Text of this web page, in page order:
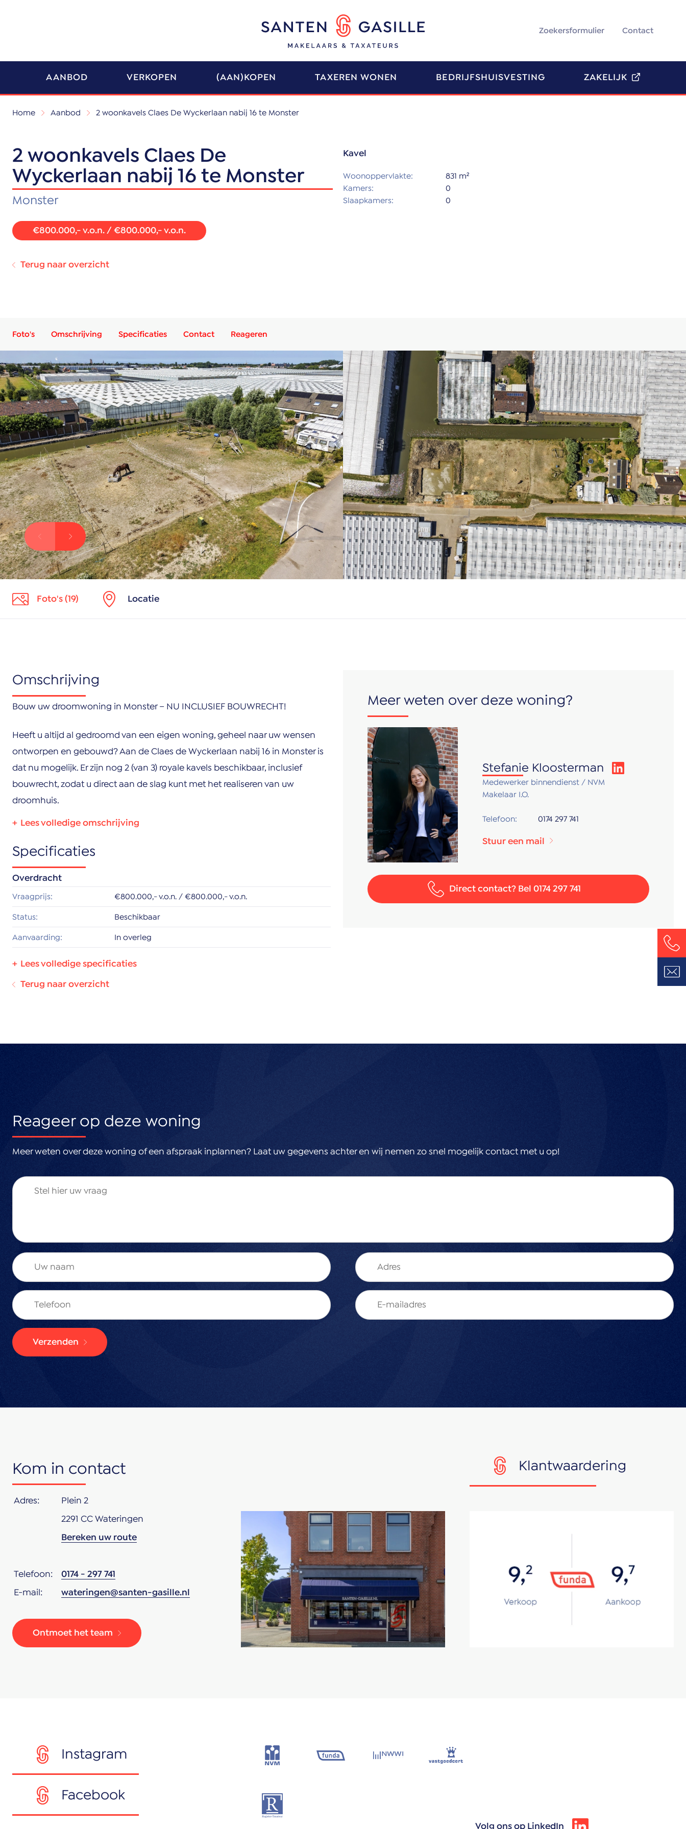
Zoekersformulier Contact
AANBOD VERKOPEN (AAN)KOPEN TAXEREN WONEN BEDRIJFSHUISVESTING ZAKELIJK
Home Aanbod 2 woonkavels Claes De Wyckerlaan nabij 16 te Monster
2 woonkavels Claes De
Wyckerlaan nabij 16 te Monster
Monster
€800.000,- v.o.n. / €800.000,- v.o.n.
Terug naar overzicht
Kavel
Woonoppervlakte:
831 m²
Kamers:
0
Slaapkamers:
0
Foto's Omschrijving Specificaties Contact Reageren
Foto's (19) Locatie
Omschrijving
Bouw uw droomwoning in Monster – NU INCLUSIEF BOUWRECHT!
Heeft u altijd al gedroomd van een eigen woning, geheel naar uw wensen
ontworpen en gebouwd? Aan de Claes de Wyckerlaan nabij 16 in Monster is
dat nu mogelijk. Er zijn nog 2 (van 3) royale kavels beschikbaar, inclusief
bouwrecht, zodat u direct aan de slag kunt met het realiseren van uw
droomhuis.
Wonen circa 831 m2
Verkeer circa 5 m2
Water circa 175 m2
Groen circa 40 m2
Wonen circa 830 m2
Verkeer circa 76 m2
Bent u geïnteresseerd of wilt u meer weten? Neem gerust contact met ons
op voor nadere informatie of het maken van een afspraak. Wij vertellen u
Specificaties
Overdracht
Vraagprijs: €800.000,- v.o.n. / €800.000,- v.o.n.
Status: Beschikbaar
Aanvaarding: In overleg
Oppervlakten
Woonoppervlakte:
Terug naar overzicht
Meer weten over deze woning?
Stefanie Kloosterman
Medewerker binnendienst / NVM
Makelaar I.O.
Telefoon: 0174 297 741
Stuur een mail
Direct contact? Bel 0174 297 741
Reageer op deze woning
Meer weten over deze woning of een afspraak inplannen? Laat uw gegevens achter en wij nemen zo snel mogelijk contact met u op!
Verzenden
Kom in contact
Adres:
Plein 2
2291 CC Wateringen
Bereken uw route
Telefoon:
0174 - 297 741
E-mail:
wateringen@santen-gasille.nl
Ontmoet het team
Klantwaardering
Instagram
Facebook
Volg ons op LinkedIn